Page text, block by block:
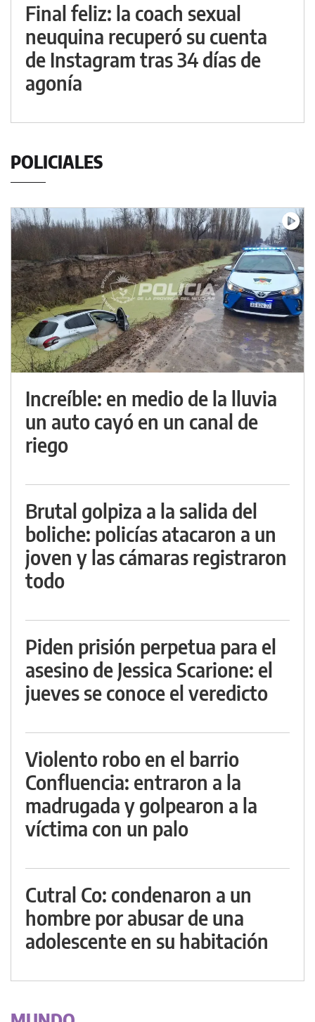
Final feliz: la coach sexual
neuquina recuperó su cuenta
de Instagram tras 34 días de
agonía
POLICIALES
Increíble: en medio de la lluvia
un auto cayó en un canal de
riego
Brutal golpiza a la salida del
boliche: policías atacaron a un
joven y las cámaras registraron
todo
Piden prisión perpetua para el
asesino de Jessica Scarione: el
jueves se conoce el veredicto
Violento robo en el barrio
Confluencia: entraron a la
madrugada y golpearon a la
víctima con un palo
Cutral Co: condenaron a un
hombre por abusar de una
adolescente en su habitación